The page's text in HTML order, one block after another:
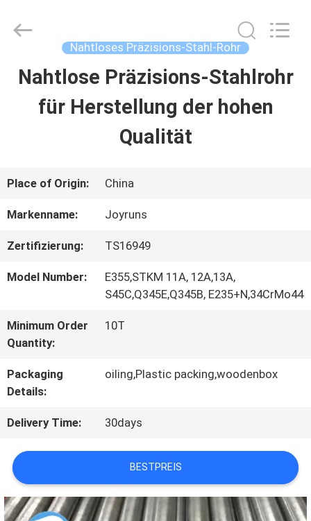
HAUS
ÜBER
US
AUSFLUG
QUALITÄTSKONTROLLE
TRETEN
SIE
MIT
UNS
IN
Joyruns
Rights
Nahtloses Präzisions-Stahl-Rohr
Nahtlose Präzisions-Stahlrohr
für Herstellung der hohen
Qualität
Place of Origin: China
Markenname: Joyruns
Zertifizierung: TS16949
Model Number:
E355,STKM 11A, 12A,13A,
S45C,Q345E,Q345B, E235+N,34CrMo44
Minimum Order
Quantity:
10T
Packaging
Details:
oiling,Plastic packing,woodenbox
Delivery Time: 30days
BESTPREIS